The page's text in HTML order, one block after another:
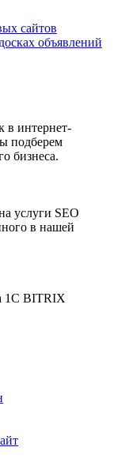
сайтов
объявлений
в интернет-
подберем
бизнеса.
услуги SEO
в нашей
1C BITRIX